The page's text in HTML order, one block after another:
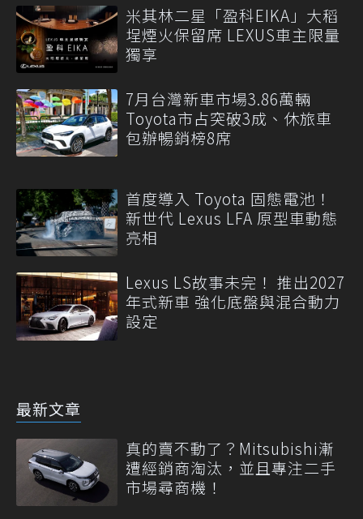
米其林二星「盈科EIKA」大稻
埕煙火保留席 LEXUS車主限量
獨享
7月台灣新車市場3.86萬輛
Toyota市占突破3成、休旅車
包辦暢銷榜8席
首度導入 Toyota 固態電池！
新世代 Lexus LFA 原型車動態
亮相
Lexus LS故事未完！ 推出2027
年式新車 強化底盤與混合動力
設定
最新文章
真的賣不動了？Mitsubishi漸
遭經銷商淘汰，並且專注二手
市場尋商機！